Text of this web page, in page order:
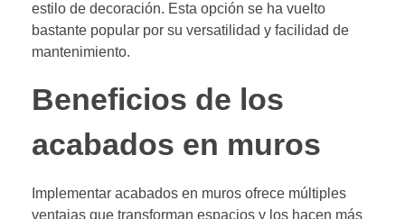
estilo de decoración. Esta opción se ha vuelto
bastante popular por su versatilidad y facilidad de
mantenimiento.
Beneficios de los
acabados en muros
Implementar acabados en muros ofrece múltiples
ventajas que transforman espacios y los hacen más